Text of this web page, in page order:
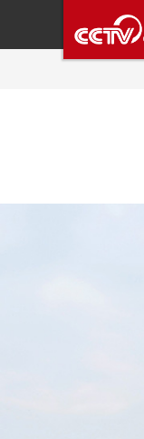
新闻